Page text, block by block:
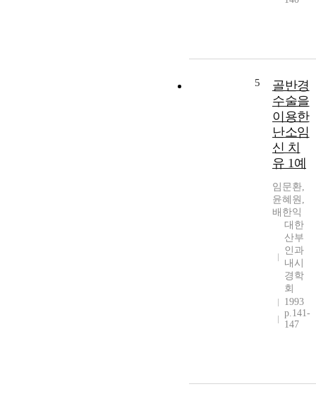
5
골반경
수술을
이용한
난소임
신 치
유 1예
임문환,
윤혜원,
배한익
대한
산부
인과
내시
경학
회
1993
p.141-
147